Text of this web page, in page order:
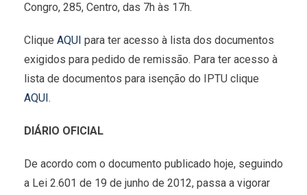
Congro, 285, Centro, das 7h às 17h.
Clique AQUI para ter acesso à lista dos documentos
exigidos para pedido de remissão. Para ter acesso à
lista de documentos para isenção do IPTU clique
AQUI .
DIÁRIO OFICIAL
De acordo com o documento publicado hoje, seguindo
a Lei 2.601 de 19 de junho de 2012, passa a vigorar